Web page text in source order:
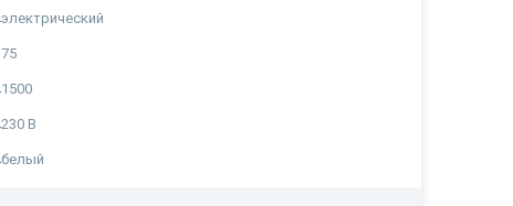
электрический
75
1500
230 В
белый